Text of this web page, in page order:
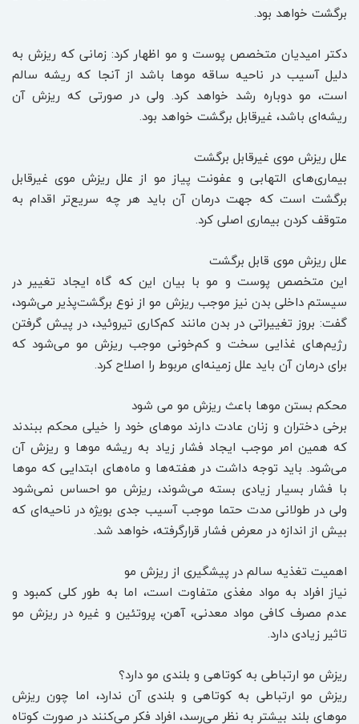
برگشت خواهد بود.
دکتر امیدیان متخصص پوست و مو اظهار کرد: زمانی که ریزش به
دلیل آسیب در ناحیه ساقه موها باشد از آنجا که ریشه سالم
است، مو دوباره رشد خواهد کرد. ولی در صورتی که ریزش آن
ریشه‌ای باشد، غیرقابل برگشت خواهد بود.
علل ریزش موی غیرقابل برگشت
بیماری‌های التهابی و عفونت پیاز مو از علل ریزش موی غیرقابل
برگشت است که جهت درمان آن باید هر چه سریع‌تر اقدام به
متوقف کردن بیماری اصلی کرد.
علل ریزش موی قابل برگشت
این متخصص پوست و مو با بیان این که گاه ایجاد تغییر در
سیستم داخلی بدن نیز موجب ریزش مو از نوع برگشت‌پذیر می‌شود،
گفت: بروز تغییراتی در بدن مانند کم‌کاری تیروئید، در پیش گرفتن
رژیم‌های غذایی سخت و کم‌خونی موجب ریزش مو می‌شود که
برای درمان آن باید علل زمینه‌ای مربوط را اصلاح کرد.
محکم بستن موها باعث ریزش مو می شود
برخی دختران و زنان عادت دارند موهای خود را خیلی محکم ببندند
که همین امر موجب ایجاد فشار زیاد به ریشه موها و ریزش آن
می‌شود. باید توجه داشت در هفته‌ها و ماه‌های ابتدایی که موها
با فشار بسیار زیادی بسته می‌شوند، ریزش مو احساس نمی‌شود
ولی در طولانی‌ مدت حتما موجب آسیب جدی بویژه در ناحیه‌ای که
بیش از اندازه در معرض فشار قرارگرفته، خواهد شد.
اهمیت تغذیه سالم در پیشگیری از ریزش مو
نیاز افراد به مواد مغذی متفاوت است، اما به طور کلی کمبود و
عدم مصرف کافی مواد معدنی، آهن، پروتئین و غیره در ریزش مو
تاثیر زیادی دارد.
ریزش مو ارتباطی به کوتاهی و بلندی مو دارد؟
ریزش مو ارتباطی به کوتاهی و بلندی آن ندارد، اما چون ریزش
موهای بلند بیشتر به نظر می‌رسد، افراد فکر می‌کنند در صورت کوتاه